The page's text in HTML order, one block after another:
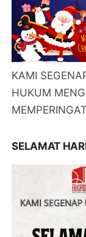
KAMI
HUKUM
SELAMAT